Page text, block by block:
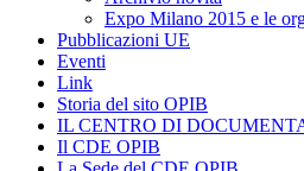
Expo Milano 2015 e le
Pubblicazioni UE
Eventi
Link
Storia del sito OPIB
IL CENTRO DI
Il CDE OPIB